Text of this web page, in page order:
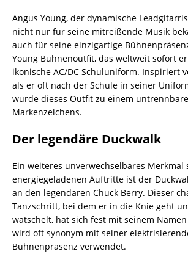
Angus Young, der dynamische
nicht nur für seine mitreißende Musik
auch für seine einzigartige
Young Bühnenoutfit, das weltweit sofort
ikonische AC/DC Schuluniform. Inspiriert
als er oft nach der Schule in seiner
wurde dieses Outfit zu einem
Markenzeichens.
Der legendäre Duckwalk
Ein weiteres unverwechselbares Merkmal
energiegeladenen Auftritte ist der
an den legendären Chuck Berry. Dieser
Tanzschritt, bei dem er in die Knie geht
watschelt, hat sich fest mit seinem
wird oft synonym mit seiner
Bühnenpräsenz verwendet.